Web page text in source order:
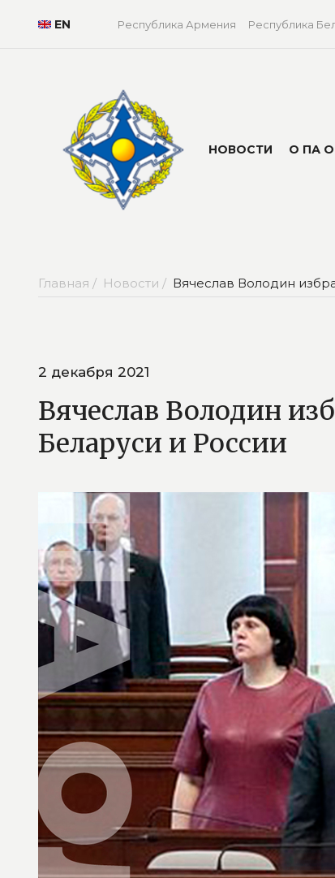
EN Республика Армения Республика
НОВОСТИ О ПА
Главная / Новости / Вячеслав Володин
2 декабря 2021
Вячеслав Володин
Беларуси и России